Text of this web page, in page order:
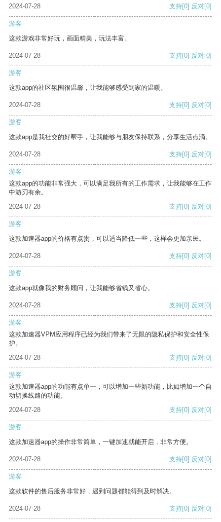
2024-07-28
支持[0] 反对[0]
游客
这款游戏非常好玩，画面精美，玩法丰富。
2024-07-28 支持[0] 反对[0]
游客
这款app的社区氛围很温馨，让我能够感受到家的温暖。
2024-07-28 支持[0] 反对[0]
游客
这款app是我社交的好帮手，让我能够与朋友保持联系，分享生活点滴。
2024-07-28 支持[0] 反对[0]
游客
这款app的功能非常强大，可以满足我所有的工作需求，让我能够在工作
中游刃有余。
2024-07-28
支持[0] 反对[0]
游客
这款加速器app的价格有点贵，可以适当降低一些，这样会更加亲民。
2024-07-28 支持[0] 反对[0]
游客
这款app就像我的财务顾问，让我能够省钱又省心。
2024-07-28 支持[0] 反对[0]
游客
这款加速器VPM应用程序已经为我们带来了无限的隐私保护和安全性保
护。
2024-07-28
支持[0] 反对[0]
游客
这款加速器app的功能有点单一，可以增加一些新功能，比如增加一个自
动切换线路的功能。
2024-07-28
支持[0] 反对[0]
游客
这款加速器app的操作非常简单，一键加速就能开启，非常方便。
2024-07-28 支持[0] 反对[0]
游客
这款软件的售后服务非常好，遇到问题都能得到及时解决。
2024-07-28 支持[0] 反对[0]